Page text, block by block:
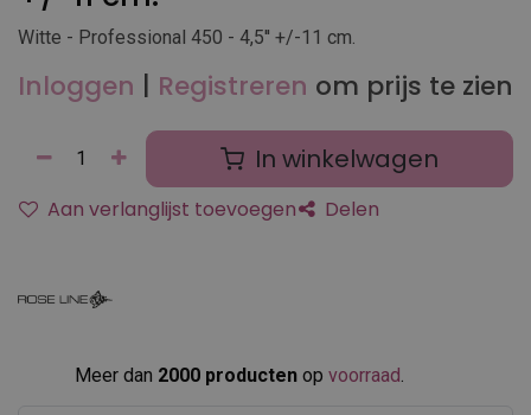
Witte - Professional 450 - 4,5'' +/-11 cm.
Inloggen | Registreren om prijs te zien
In winkelwagen
Aan verlanglijst toevoegen Delen
Meer dan 2000 producten op voorraad